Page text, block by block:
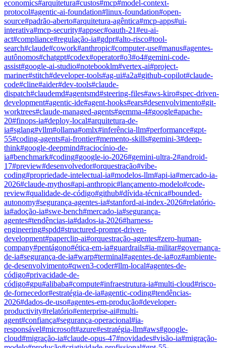
economics#arquitetura#custos#mcp#model-context-
protocol#agentic-ai-foundation#linux-foundation#open-
source#padrão-aberto#arquitetura-agêntica#mcp-apps#ui-
interativa#mcp-security#appsec#oauth-21#eu-ai-
act#compliance#regulação-ia#gdpr#alto-risco#tool-
search#claude#cowork#anthropic#computer-use#manus#agentes-
autônomos#chatgpt#codex#operator#o3#o4#gemini-code-
assist#google-ai-studio#notebooklm#vertex-ai#project-
mariner#stitch#developer-tools#ag-ui#a2a#github-copilot#claude-
code#cline#aider#dev-tools#claude-
dispatch#claudemd#agentsmd#steering-files#aws-kiro#spec-driven-
development#agentic-ide#agent-hooks#ears#desenvolvimento#git-
worktrees#claude-managed-agents#gemma-4#google#apache-
20#finops-ia#deploy-local#arquitetura-de-
ia#sglang#vllm#ollama#omlx#inferência-llm#performance#gpt-
55#coding-agents#ai-frontier#memento-skills#gemini-3#deep-
think#google-deepmind#raciocínio-de-
ia#benchmark#coding#google-io-2026#gemini-ultra-2#android-
17#preview#desenvolvedor#orquestração#vibe-
coding#propriedade-intelectual-ia#modelos-llm#api-ia#mercado-ia-
2026#claude-mythos#api-anthropic#lançamento-modelo#code-
review#qualidade-de-código#github#dívida-técnica#bounded-
autonomy#segurança-agentes-ia#stanford-ai-index-2026#relatório-
ia#adoção-ia#swe-bench#mercado-ia#segurança-
agentes#tendências-ia#dados-ia-2026#harness-
engineering#spdd#structured-prompt-driven-
development#paperclip-ai#orquestração-agentes#zero-human-
company#pentágono#ética-em-ia#guardrails#ia-militar#governança-
de-ia#segurança-de-ia#warp#terminal#agentes-de-ia#oz#ambiente-
de-desenvolvimento#qwen3-coder#llm-local#agentes-de-
código#privacidade-de-
código#gpu#alibaba#compute#infraestrutura-ia#multi-cloud#risco-
de-fornecedor#estratégia-de-ia#agentic-coding#tendências-
2026#dados-de-uso#agentes-em-produção#developer-
productivity#relatório#enterprise-ai#multi-
agent#confiança#segurança-operacional#ia-
responsável#microsoft#azure#estratégia-llm#aws#google-
cloud#migração-ia#claude-opus-47#novidades#visão-ia#migração-